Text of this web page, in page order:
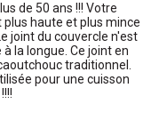
de 50 ans !!! Votre
haute et plus mince
joint du couvercle n'est
la longue. Ce joint en
traditionnel.
pour une cuisson